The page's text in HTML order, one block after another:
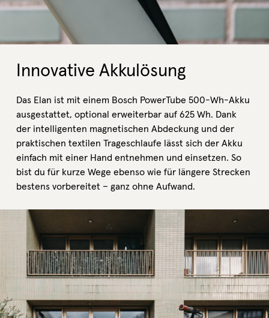
Innovative Akkulösung
Das Elan ist mit einem Bosch PowerTube 500-Wh-Akku
ausgestattet, optional erweiterbar auf 625 Wh. Dank
der intelligenten magnetischen Abdeckung und der
praktischen textilen Trageschlaufe lässt sich der Akku
einfach mit einer Hand entnehmen und einsetzen. So
bist du für kurze Wege ebenso wie für längere Strecken
bestens vorbereitet – ganz ohne Aufwand.